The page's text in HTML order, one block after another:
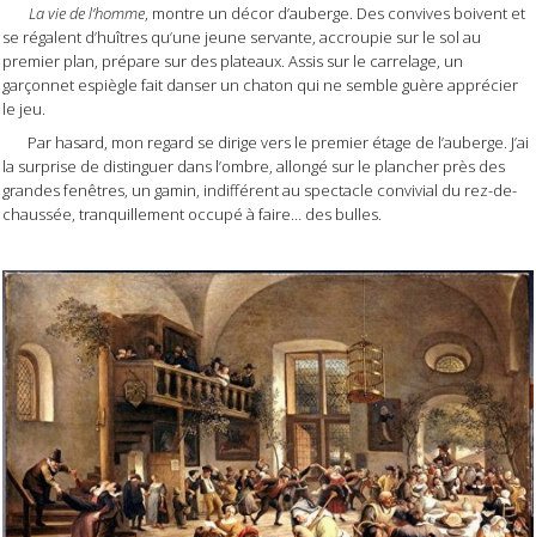
La vie de l’homme , montre un décor d’auberge. Des convives boivent et
se régalent d’huîtres qu’une jeune servante, accroupie sur le sol au
premier plan, prépare sur des plateaux. Assis sur le carrelage, un
garçonnet espiègle fait danser un chaton qui ne semble guère apprécier
le jeu.
Par hasard, mon regard se dirige vers le premier étage de l’auberge. J’ai
la surprise de distinguer dans l’ombre, allongé sur le plancher près des
grandes fenêtres, un gamin, indifférent au spectacle convivial du rez-de-
chaussée, tranquillement occupé à faire… des bulles.